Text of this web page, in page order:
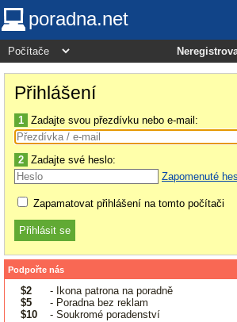
poradna.net
Přihlášení
1 Zadajte svou přezdívku nebo e-mail:
2 Zadajte své heslo:
Zapomenuté
Zapamatovat přihlášení na tomto počítači
Podpořte nás
$2
- Ikona patrona na poradně
$5
- Poradna bez reklam
$10
- Soukromé poradenství